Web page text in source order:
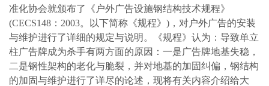
准化协会就颁布了《户外广告设施钢结构技术规程》
(CECS148：2003。以下简称《规程》)，对户外广告的安装
与维护进行了详细的规定与说明。《规程》认为：导致单立
柱广告牌成为杀手有两方面的原因：一是广告牌地基失稳，
二是钢性架构的老化与脆裂，并对地基的加固纠偏，钢结构
的加固与维护进行了详尽的论述，现将有关内容介绍给大